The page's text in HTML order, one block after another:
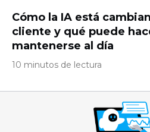
Cómo la IA está
cliente y qué puede
mantenerse al día
10 minutos de lectura